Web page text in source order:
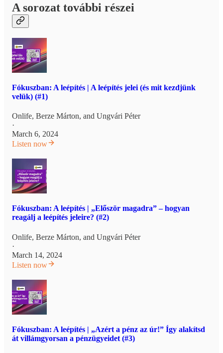
A sorozat további részei
Fókuszban: A leépítés | A leépítés jelei (és mit kezdjünk
velük) (#1)
Onlife, Berze Márton, and Ungvári Péter
·
March 6, 2024
Listen now
Fókuszban: A leépítés | „Először magadra” – hogyan
reagálj a leépítés jeleire? (#2)
Onlife, Berze Márton, and Ungvári Péter
·
March 14, 2024
Listen now
Fókuszban: A leépítés | „Azért a pénz az úr!” Így alakítsd
át villámgyorsan a pénzügyeidet (#3)